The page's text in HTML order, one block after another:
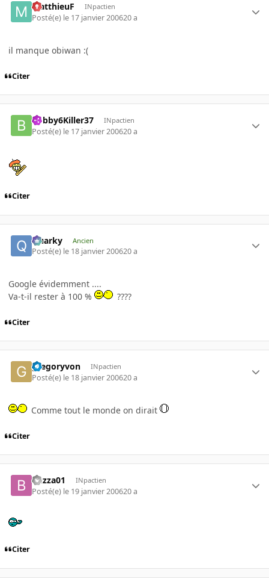
MatthieuF INpactien
Posté(e) le 17 janvier 200620 a
il manque obiwan :(
Citer
Bobby6Killer37 INpactien
Posté(e) le 17 janvier 200620 a
Citer
Quarky Ancien
Posté(e) le 18 janvier 200620 a
Google évidemment ....
Va-t-il rester à 100 %
????
Citer
gregoryvon INpactien
Posté(e) le 18 janvier 200620 a
Comme tout le monde on dirait
Citer
buzza01 INpactien
Posté(e) le 19 janvier 200620 a
Citer